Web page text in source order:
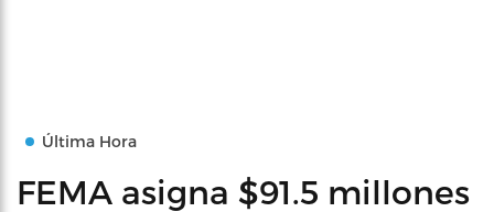
Última Hora
FEMA asigna $91.5 millones